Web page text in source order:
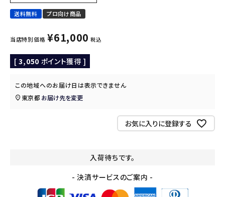
送料無料 プロ向け商品
当店特別価格 ¥61,000 税込
[ 3,050 ポイント獲得 ]
この地域へのお届け日は表示できません
東京都 お届け先を変更
お気に入りに登録する
入荷待ちです。
- 決済サービスのご案内 -